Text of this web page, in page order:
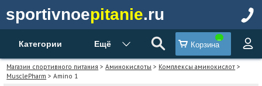
sportivnoepitanie.ru
Категории Ещё Корзина
Магазин спортивного питания >Аминокислоты > Комплексы аминокислот >
MusclePharm > Amino 1